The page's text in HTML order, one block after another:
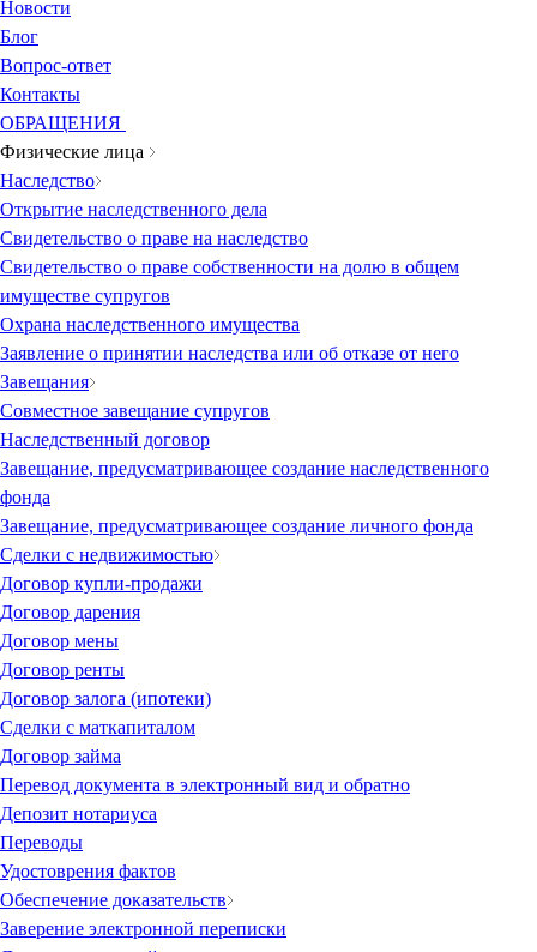
Новости
Блог
Вопрос-ответ
Контакты
ОБРАЩЕНИЯ
Физические лица
Наследство
Открытие наследственного дела
Свидетельство о праве на наследство
Свидетельство о праве собственности на долю в общем
имуществе супругов
Охрана наследственного имущества
Заявление о принятии наследства или об отказе от него
Завещания
Совместное завещание супругов
Наследственный договор
Завещание, предусматривающее создание наследственного
фонда
Завещание, предусматривающее создание личного фонда
Сделки с недвижимостью
Договор купли-продажи
Договор дарения
Договор мены
Договор ренты
Договор залога (ипотеки)
Сделки с маткапиталом
Договор займа
Перевод документа в электронный вид и обратно
Депозит нотариуса
Переводы
Удостоврения фактов
Обеспечение доказательств
Заверение электронной переписки